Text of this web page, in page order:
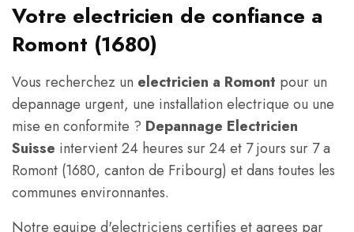
Votre electricien de confiance a
Romont (1680)
Vous recherchez un electricien a Romont pour un
depannage urgent, une installation electrique ou une
mise en conformite ? Depannage Electricien
Suisse intervient 24 heures sur 24 et 7 jours sur 7 a
Romont (1680, canton de Fribourg) et dans toutes les
communes environnantes.
Notre equipe d'electriciens certifies et agrees par